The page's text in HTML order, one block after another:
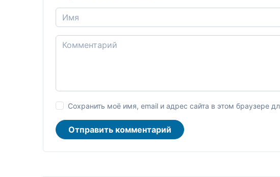
Сохранить моё имя, email и адрес сайта в этом браузере
Отправить комментарий